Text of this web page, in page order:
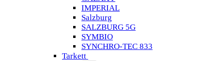
IMPERIAL
Salzburg
SALZBURG 5G
SYMBIO
SYNCHRO-TEC 833
Tarkett